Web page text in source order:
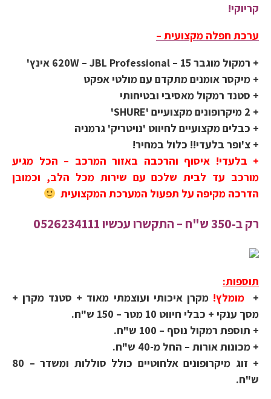
קריוקי!
ערכת חפלה מקצועית –
+ רמקול מוגבר 620W – JBL Professional – 15 אינץ'
+ מיקסר אומנים מתקדם עם מולטי אפקט
+ סטנד רמקול מאסיבי ובטיחותי
+ 2 מיקרופונים מקצועיים 'SHURE'
+ כבלים מקצועיים לחיווט 'נויטריק' גרמניה
+ צ'ופר בלעדי!! כלול במחיר!
+ בלעדי! איסוף והרכבה באזור המרכב – הכל מגיע
מורכב עד לבית שלכם עם שירות מכל הלב, וכמובן
הדרכה מקיפה על תפעול המערכת המקצועית
רק ב-350 ש"ח – התקשרו עכשיו
תוספות:
+מומלץ! מקרן איכותי ועוצמתי מאוד + סטנד מקרן +
מסך ענקי + כבלי חיווט 10 מטר –
150 ש"ח.
+ תוספת רמקול נוסף – 100 ש"ח.
+ מכונות אורות – החל מ-40 ש"ח.
+ זוג מיקרופונים אלחוטיים כולל סוללות ומשדר – 80
ש"ח.